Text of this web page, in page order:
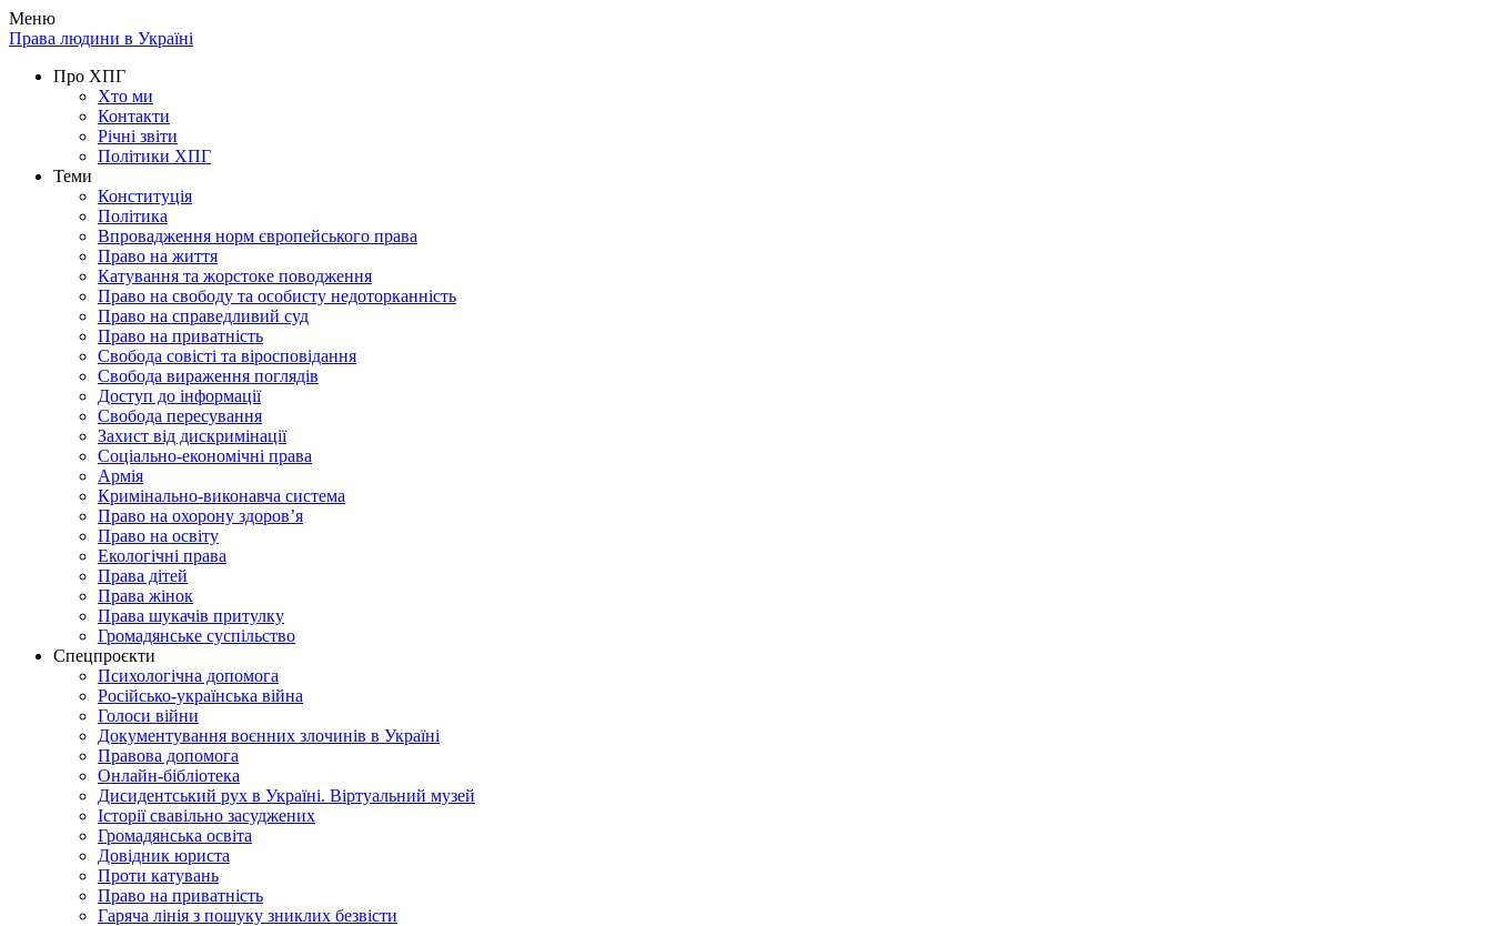
Меню
Права людини в Україні
Про ХПГ
Хто ми
Контакти
Річні звіти
Політики ХПГ
Теми
Конституція
Політика
Впровадження норм європейського права
Право на життя
Катування та жорстоке поводження
Право на свободу та особисту недоторканність
Право на справедливий суд
Право на приватність
Свобода совісті та віросповідання
Свобода вираження поглядів
Доступ до інформації
Свобода пересування
Захист від дискримінації
Соціально-економічні права
Армія
Кримінально-виконавча система
Право на охорону здоров’я
Право на освіту
Екологічні права
Права дітей
Права жінок
Права шукачів притулку
Громадянське суспільство
Спецпроєкти
Психологічна допомога
Російсько-українська війна
Голоси війни
Документування воєнних злочинів в Україні
Правова допомога
Онлайн-бібліотека
Дисидентський рух в Україні. Віртуальний музей
Історії свавільно засуджених
Громадянська освіта
Довідник юриста
Проти катувань
Право на приватність
Гаряча лінія з пошуку зниклих безвісти